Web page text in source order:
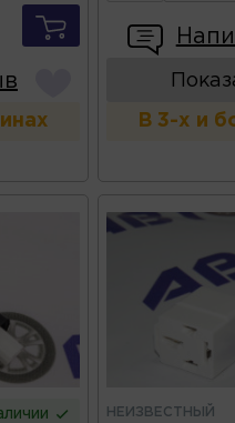
В 3-х и
НЕИЗВЕСТНЫЙ